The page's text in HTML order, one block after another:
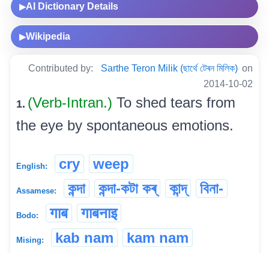
▶AI Dictionary Details
▶Wikipedia
Contributed by: Sarthe Teron Milik (ছাৰ্থে টেৰন মিলিক) on
2014-10-02
1. (Verb-Intran.) To shed tears from
the eye by spontaneous emotions.
English: cry weep
Assamese: কন্দা কন্দা-কটা কৰ্ কান্দ্ বিনা-
Bodo: गाब गाबनाइ
Mising: kab nam kam nam